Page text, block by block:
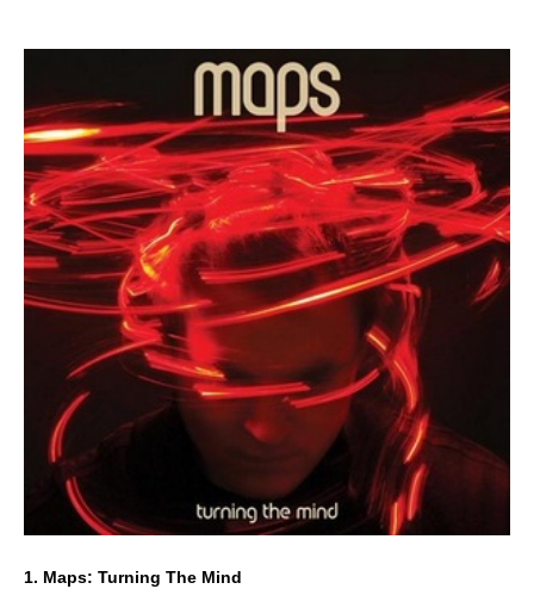
1. Maps: Turning The Mind